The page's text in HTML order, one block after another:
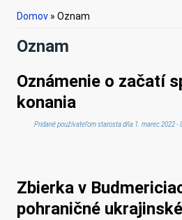
Nachádzate sa tu
Domov » Oznam
Oznam
Oznámenie o začatí
konania
Pridané používateľomstarostadňa 1. marec 2022 -
Zbierka v
pohraničné